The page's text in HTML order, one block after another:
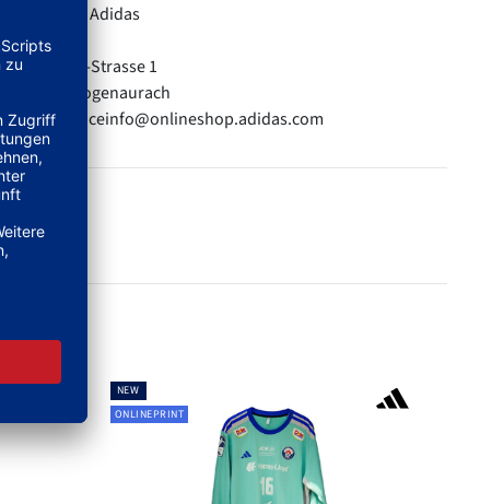
Adidas
adidas AG
Adi-Dassler-Strasse 1
91074 Herzogenaurach
E-Mail: serviceinfo@onlineshop.adidas.com
NEW
ONLINEPRINT